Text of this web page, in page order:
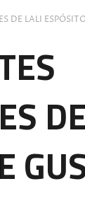
DE LALI